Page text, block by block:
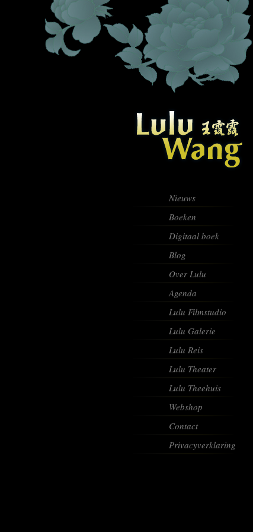
Nieuws
Boeken
Digitaal boek
Blog
Over Lulu
Agenda
Lulu Filmstudio
Lulu Galerie
Lulu Reis
Lulu Theater
Lulu Theehuis
Webshop
Contact
Privacyverklaring